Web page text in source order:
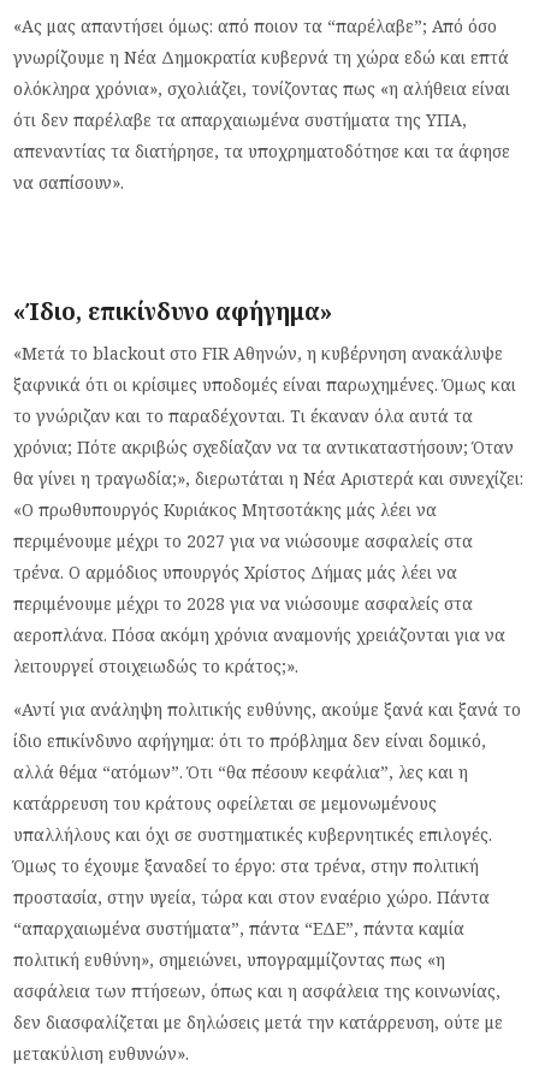
«Ας μας απαντήσει όμως: από ποιον τα “παρέλαβε”; Από όσο
γνωρίζουμε η Νέα Δημοκρατία κυβερνά τη χώρα εδώ και επτά
ολόκληρα χρόνια», σχολιάζει, τονίζοντας πως «η αλήθεια είναι
ότι δεν παρέλαβε τα απαρχαιωμένα συστήματα της ΥΠΑ,
απεναντίας τα διατήρησε, τα υποχρηματοδότησε και τα άφησε
να σαπίσουν».
«Ίδιο, επικίνδυνο αφήγημα»
«Μετά το blackout στο FIR Αθηνών, η κυβέρνηση ανακάλυψε
ξαφνικά ότι οι κρίσιμες υποδομές είναι παρωχημένες. Όμως και
το γνώριζαν και το παραδέχονται. Τι έκαναν όλα αυτά τα
χρόνια; Πότε ακριβώς σχεδίαζαν να τα αντικαταστήσουν; Όταν
θα γίνει η τραγωδία;», διερωτάται η Νέα Αριστερά και συνεχίζει:
«Ο πρωθυπουργός Κυριάκος Μητσοτάκης μάς λέει να
περιμένουμε μέχρι το 2027 για να νιώσουμε ασφαλείς στα
τρένα. Ο αρμόδιος υπουργός Χρίστος Δήμας μάς λέει να
περιμένουμε μέχρι το 2028 για να νιώσουμε ασφαλείς στα
αεροπλάνα. Πόσα ακόμη χρόνια αναμονής χρειάζονται για να
λειτουργεί στοιχειωδώς το κράτος;».
«Αντί για ανάληψη πολιτικής ευθύνης, ακούμε ξανά και ξανά το
ίδιο επικίνδυνο αφήγημα: ότι το πρόβλημα δεν είναι δομικό,
αλλά θέμα “ατόμων”. Ότι “θα πέσουν κεφάλια”, λες και η
κατάρρευση του κράτους οφείλεται σε μεμονωμένους
υπαλλήλους και όχι σε συστηματικές κυβερνητικές επιλογές.
Όμως το έχουμε ξαναδεί το έργο: στα τρένα, στην πολιτική
προστασία, στην υγεία, τώρα και στον εναέριο χώρο. Πάντα
“απαρχαιωμένα συστήματα”, πάντα “ΕΔΕ”, πάντα καμία
πολιτική ευθύνη», σημειώνει, υπογραμμίζοντας πως «η
ασφάλεια των πτήσεων, όπως και η ασφάλεια της κοινωνίας,
δεν διασφαλίζεται με δηλώσεις μετά την κατάρρευση, ούτε με
μετακύλιση ευθυνών».